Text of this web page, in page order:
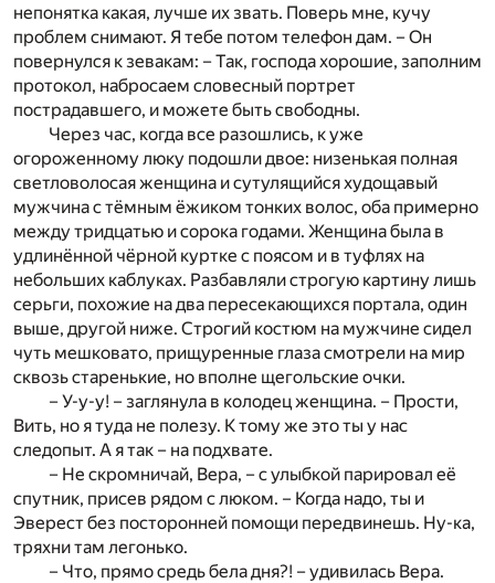
непонятка какая, лучше их звать. Поверь мне, кучу
проблем снимают. Я тебе потом телефон дам. – Он
повернулся к зевакам: – Так, господа хорошие, заполним
протокол, набросаем словесный портрет
пострадавшего, и можете быть свободны.
Через час, когда все разошлись, к уже
огороженному люку подошли двое: низенькая полная
светловолосая женщина и сутулящийся худощавый
мужчина с тёмным ёжиком тонких волос, оба примерно
между тридцатью и сорока годами. Женщина была в
удлинённой чёрной куртке с поясом и в туфлях на
небольших каблуках. Разбавляли строгую картину лишь
серьги, похожие на два пересекающихся портала, один
выше, другой ниже. Строгий костюм на мужчине сидел
чуть мешковато, прищуренные глаза смотрели на мир
сквозь старенькие, но вполне щегольские очки.
– У-у-у! – заглянула в колодец женщина. – Прости,
Вить, но я туда не полезу. К тому же это ты у нас
следопыт. А я так – на подхвате.
– Не скромничай, Вера, – с улыбкой парировал её
спутник, присев рядом с люком. – Когда надо, ты и
Эверест без посторонней помощи передвинешь. Ну-ка,
тряхни там легонько.
– Что, прямо средь бела дня?! – удивилась Вера.